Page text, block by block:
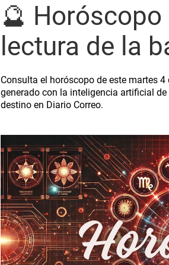
🔮
lectura de la
Consulta el horóscopo de este martes
generado con la inteligencia artificial de
destino en Diario Correo.